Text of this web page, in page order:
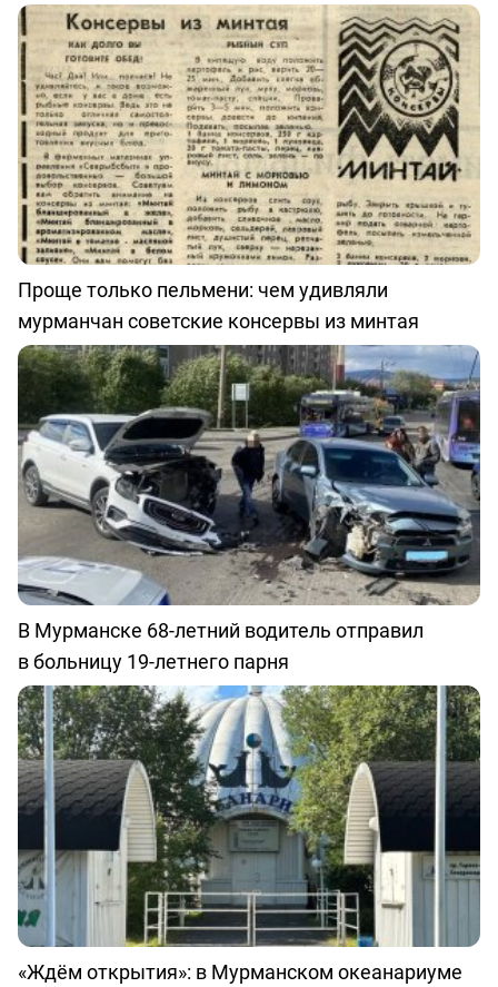
Проще только пельмени: чем удивляли
мурманчан советские консервы из минтая
В Мурманске 68-летний водитель отправил
в больницу 19-летнего парня
«Ждём открытия»: в Мурманском океанариуме